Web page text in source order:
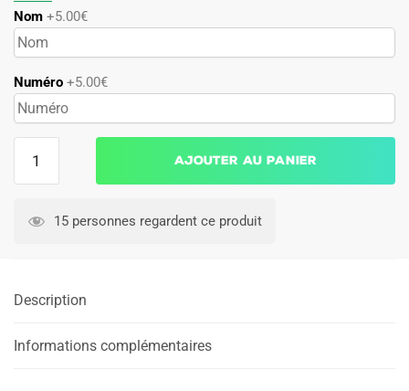
Nom +5.00€
Numéro +5.00€
Deportivo
2025
Ajouter au panier
15 personnes regardent ce produit
Description
Informations complémentaires